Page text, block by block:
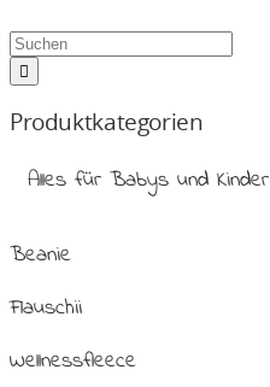
Produktkategorien
Alles für Babys und Kinder
Beanie
Flauschii
Wellnessfleece